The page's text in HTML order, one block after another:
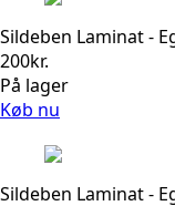
Sildeben Laminat -
200kr.
På lager
Køb nu
Sildeben Laminat -